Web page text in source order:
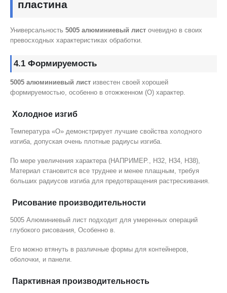
пластина
Универсальность 5005 алюминиевый лист очевидно в своих
превосходных характеристиках обработки.
4.1 Формируемость
5005 алюминиевый лист известен своей хорошей
формируемостью, особенно в отожженном (О) характер.
Холодное изгиб
Температура «O» демонстрирует лучшие свойства холодного
изгиба, допуская очень плотные радиусы изгиба.
По мере увеличения характера (НАПРИМЕР., H32, H34, H38),
Материал становится все труднее и менее плащным, требуя
больших радиусов изгиба для предотвращения растрескивания.
Рисование производительности
5005 Алюминиевый лист подходит для умеренных операций
глубокого рисования, Особенно в.
Его можно втянуть в различные формы для контейнеров,
оболочки, и панели.
Парктивная производительность